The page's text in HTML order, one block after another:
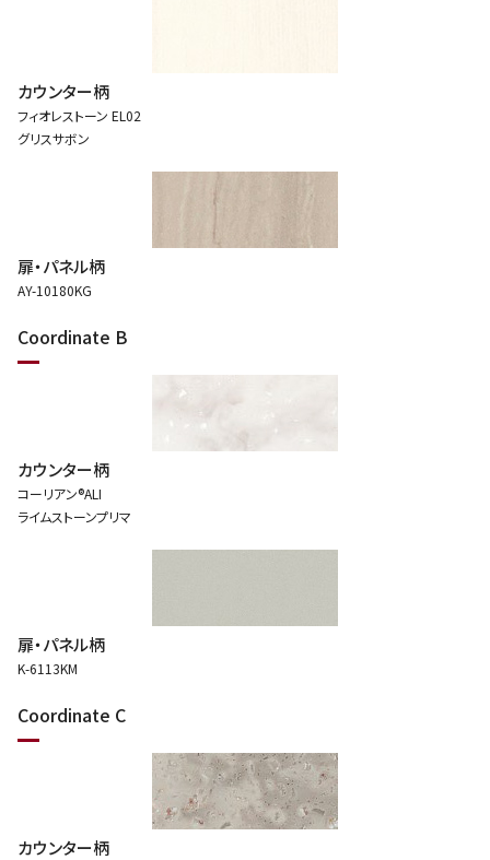
カウンター柄
フィオレストーン EL02
グリスサボン
扉・パネル柄
AY-10180KG
Coordinate B
カウンター柄
コーリアン®ALI
ライムストーンプリマ
扉・パネル柄
K-6113KM
Coordinate C
カウンター柄